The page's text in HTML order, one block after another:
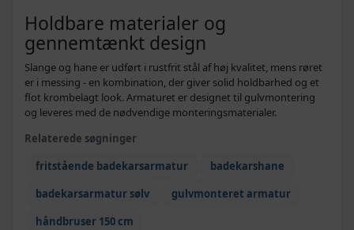
Holdbare materialer og
gennemtænkt design
Slange og hane er udført i rustfrit stål af høj kvalitet, mens røret
er i messing - en kombination, der giver solid holdbarhed og et
flot krombelagt look. Armaturet er designet til gulvmontering
og leveres med de nødvendige monteringsmaterialer.
Relaterede søgninger
fritstående badekarsarmatur
badekarshane
badekarsarmatur sølv
gulvmonteret armatur
håndbruser 150 cm